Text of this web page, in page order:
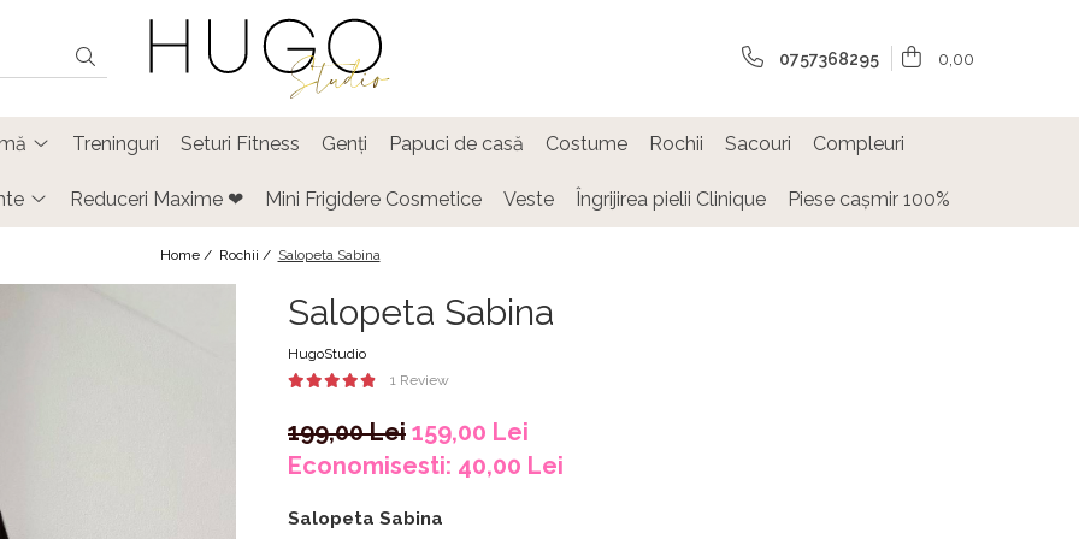
0757368295 0,00
Treninguri Seturi Fitness Genți Papuci de casă Costume Rochii Sacouri Compleuri
Reduceri Maxime ❤ Mini Frigidere Cosmetice Veste Îngrijirea pielii Clinique Piese cașmir 100%
Home / Rochii / Salopeta Sabina
Salopeta Sabina
HugoStudio
1 Review
199,00 Lei 159,00 Lei
Economisesti: 40,00 Lei
Salopeta Sabina